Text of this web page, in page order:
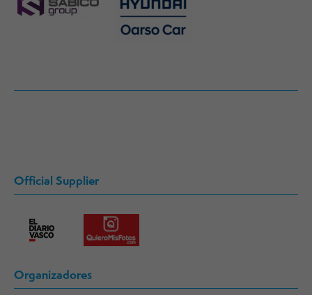
Official Supplier
Organizadores